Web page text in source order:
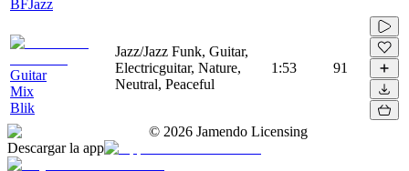
BFJazz
Guitar
Mix
Blik
Jazz/Jazz Funk, Guitar,
Electricguitar, Nature,
Neutral, Peaceful
1:53 91
© 2026 Jamendo Licensing
Descargar la app